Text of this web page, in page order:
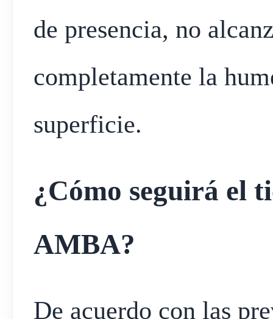
de presencia, no
completamente la
superficie.
¿Cómo seguirá el
AMBA?
De acuerdo con las